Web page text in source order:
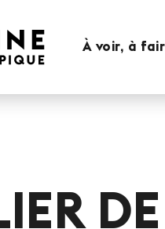
À voir, à